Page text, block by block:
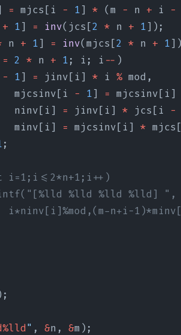
= mjcs[i - 1] * (m - n + i -
+ 1] = inv(jcs[2 * n + 1]);
n + 1] = inv(mjcs[2 * n + 1
= 2 * n + 1; i; i -- )
- 1] = jinv[i] * i % mod,
mjcsinv[i
- 1] =
ninv[i]
= jinv[i] * jcs[i -
minv[i]
= mjcsinv[i] *
;
i=1;i<=2*n+1;i++)
//		printf("[%lld %lld %lld %lld] ",
//			i*ninv[i]%mod,(m-n+i-
" , &n, &m);